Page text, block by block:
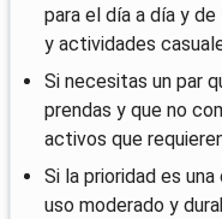
para el día a día y
y actividades
Si necesitas un par
prendas y que no
activos que
Si la prioridad es
uso moderado y